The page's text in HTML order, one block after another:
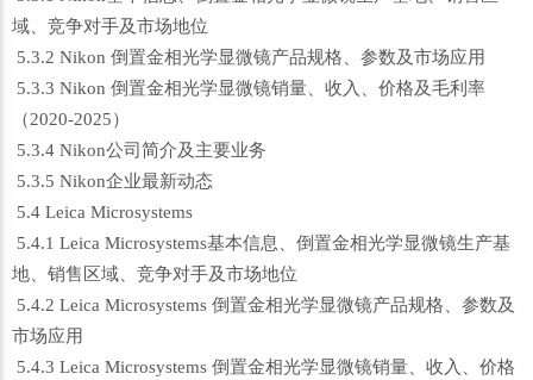
域、竞争对手及市场地位
5.3.2 Nikon 倒置金相光学显微镜产品规格、参数及市场应用
5.3.3 Nikon 倒置金相光学显微镜销量、收入、价格及毛利率
（2020-2025）
5.3.4 Nikon公司简介及主要业务
5.3.5 Nikon企业最新动态
5.4 Leica Microsystems
5.4.1 Leica Microsystems基本信息、倒置金相光学显微镜生产基
地、销售区域、竞争对手及市场地位
5.4.2 Leica Microsystems 倒置金相光学显微镜产品规格、参数及
市场应用
5.4.3 Leica Microsystems 倒置金相光学显微镜销量、收入、价格